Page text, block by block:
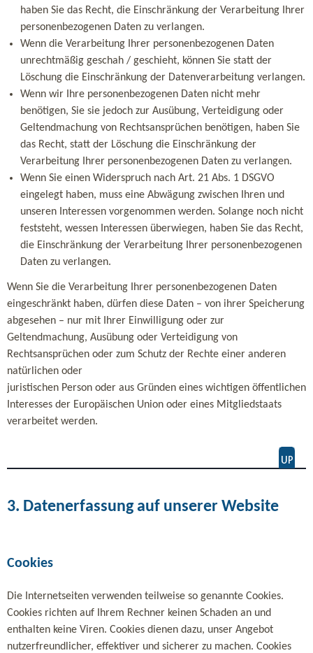
haben Sie das Recht, die Einschränkung der Verarbeitung Ihrer
personenbezogenen Daten zu verlangen.
Wenn die Verarbeitung Ihrer personenbezogenen Daten
unrechtmäßig geschah / geschieht, können Sie statt der
Löschung die Einschränkung der Datenverarbeitung verlangen.
Wenn wir Ihre personenbezogenen Daten nicht mehr
benötigen, Sie sie jedoch zur Ausübung, Verteidigung oder
Geltendmachung von Rechtsansprüchen benötigen, haben Sie
das Recht, statt der Löschung die Einschränkung der
Verarbeitung Ihrer personenbezogenen Daten zu verlangen.
Wenn Sie einen Widerspruch nach Art. 21 Abs. 1 DSGVO
eingelegt haben, muss eine Abwägung zwischen Ihren und
unseren Interessen vorgenommen werden. Solange noch nicht
feststeht, wessen Interessen überwiegen, haben Sie das Recht,
die Einschränkung der Verarbeitung Ihrer personenbezogenen
Daten zu verlangen.
Wenn Sie die Verarbeitung Ihrer personenbezogenen Daten
eingeschränkt haben, dürfen diese Daten – von ihrer Speicherung
abgesehen – nur mit Ihrer Einwilligung oder zur
Geltendmachung, Ausübung oder Verteidigung von
Rechtsansprüchen oder zum Schutz der Rechte einer anderen
natürlichen oder
juristischen Person oder aus Gründen eines wichtigen öffentlichen
Interesses der Europäischen Union oder eines Mitgliedstaats
verarbeitet werden.
3. Datenerfassung auf unserer Website
Cookies
Die Internetseiten verwenden teilweise so genannte Cookies.
Cookies richten auf Ihrem Rechner keinen Schaden an und
enthalten keine Viren. Cookies dienen dazu, unser Angebot
nutzerfreundlicher, effektiver und sicherer zu machen. Cookies